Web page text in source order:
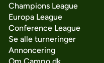
Champions League
Europa League
Conference League
Se alle turneringer
Annoncering